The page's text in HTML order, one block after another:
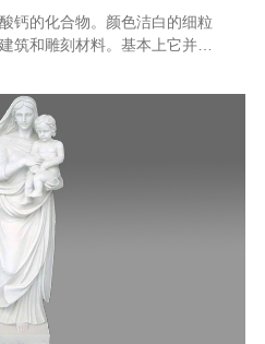
钙的化合物。颜色洁白的细粒
筑和雕刻材料。基本上它并不
石内找到。动物背壳和蜗牛壳
要的建筑材料。比较有代表性
是一种名贵的建筑材料，它洁
非常容易雕刻，古往今来的名